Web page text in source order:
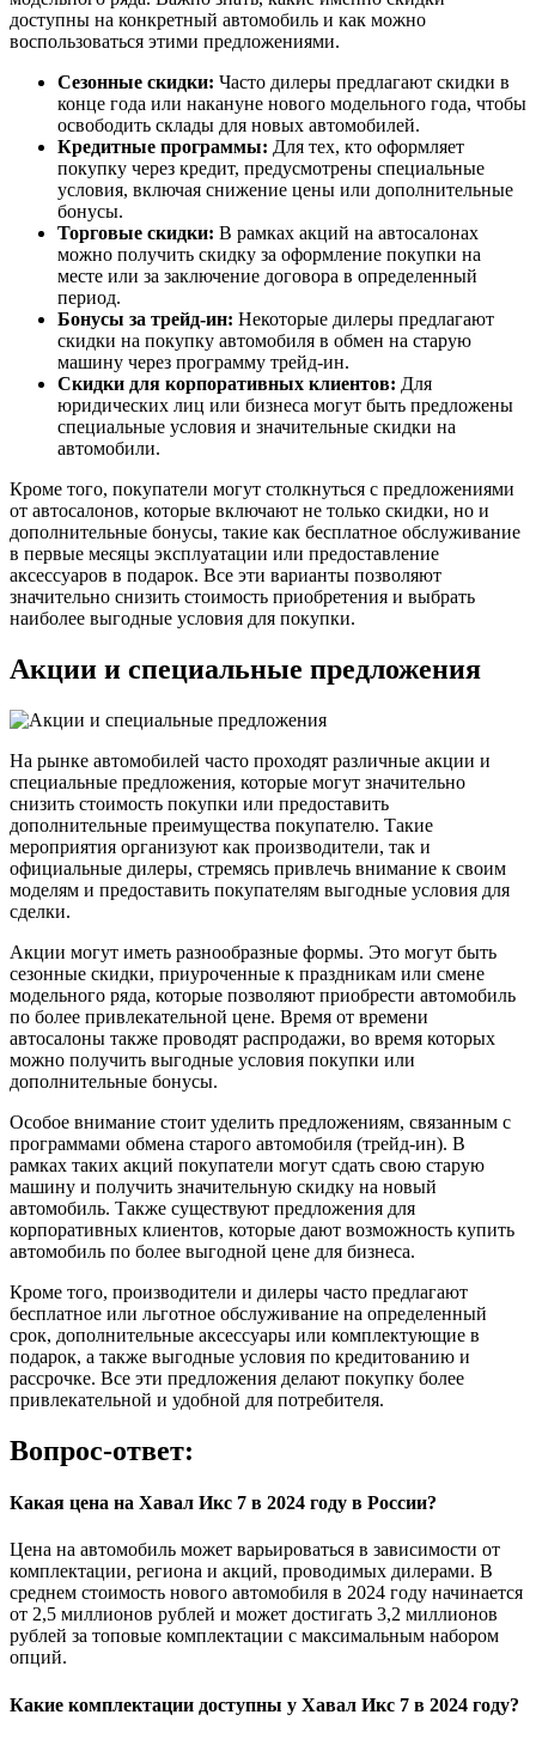
доступны на конкретный автомобиль и как можно
воспользоваться этими предложениями.
Сезонные скидки: Часто дилеры предлагают скидки в
конце года или накануне нового модельного года, чтобы
освободить склады для новых автомобилей.
Кредитные программы: Для тех, кто оформляет
покупку через кредит, предусмотрены специальные
условия, включая снижение цены или дополнительные
бонусы.
Торговые скидки: В рамках акций на автосалонах
можно получить скидку за оформление покупки на
месте или за заключение договора в определенный
период.
Бонусы за трейд-ин: Некоторые дилеры предлагают
скидки на покупку автомобиля в обмен на старую
машину через программу трейд-ин.
Скидки для корпоративных клиентов: Для
юридических лиц или бизнеса могут быть предложены
специальные условия и значительные скидки на
автомобили.
Кроме того, покупатели могут столкнуться с предложениями
от автосалонов, которые включают не только скидки, но и
дополнительные бонусы, такие как бесплатное обслуживание
в первые месяцы эксплуатации или предоставление
аксессуаров в подарок. Все эти варианты позволяют
значительно снизить стоимость приобретения и выбрать
наиболее выгодные условия для покупки.
Акции и специальные предложения
На рынке автомобилей часто проходят различные акции и
специальные предложения, которые могут значительно
снизить стоимость покупки или предоставить
дополнительные преимущества покупателю. Такие
мероприятия организуют как производители, так и
официальные дилеры, стремясь привлечь внимание к своим
моделям и предоставить покупателям выгодные условия для
сделки.
Акции могут иметь разнообразные формы. Это могут быть
сезонные скидки, приуроченные к праздникам или смене
модельного ряда, которые позволяют приобрести автомобиль
по более привлекательной цене. Время от времени
автосалоны также проводят распродажи, во время которых
можно получить выгодные условия покупки или
дополнительные бонусы.
Особое внимание стоит уделить предложениям, связанным с
программами обмена старого автомобиля (трейд-ин). В
рамках таких акций покупатели могут сдать свою старую
машину и получить значительную скидку на новый
автомобиль. Также существуют предложения для
корпоративных клиентов, которые дают возможность купить
автомобиль по более выгодной цене для бизнеса.
Кроме того, производители и дилеры часто предлагают
бесплатное или льготное обслуживание на определенный
срок, дополнительные аксессуары или комплектующие в
подарок, а также выгодные условия по кредитованию и
рассрочке. Все эти предложения делают покупку более
привлекательной и удобной для потребителя.
Вопрос-ответ:
Какая цена на Хавал Икс 7 в 2024 году в России?
Цена на автомобиль может варьироваться в зависимости от
комплектации, региона и акций, проводимых дилерами. В
среднем стоимость нового автомобиля в 2024 году начинается
от 2,5 миллионов рублей и может достигать 3,2 миллионов
рублей за топовые комплектации с максимальным набором
опций.
Какие комплектации доступны у Хавал Икс 7 в 2024 году?